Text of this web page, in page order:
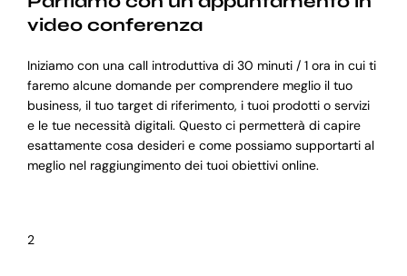
video conferenza
Iniziamo con una call introduttiva di 30 minuti / 1 ora in cui ti
faremo alcune domande per comprendere meglio il tuo
business, il tuo target di riferimento, i tuoi prodotti o servizi
e le tue necessità digitali. Questo ci permetterà di capire
esattamente cosa desideri e come possiamo supportarti al
meglio nel raggiungimento dei tuoi obiettivi online.
2